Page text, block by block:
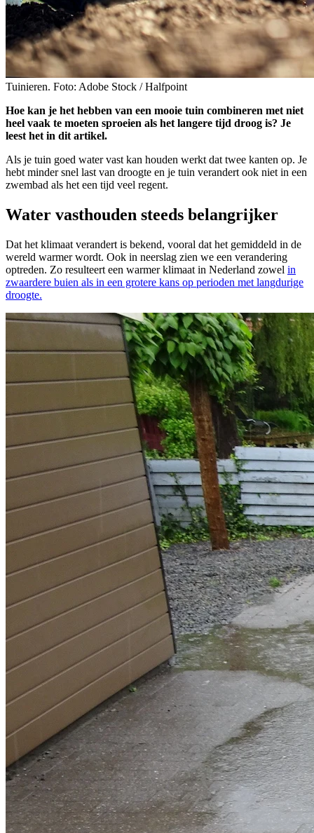
Tuinieren. Foto: Adobe Stock / Halfpoint
Hoe kan je het hebben van een mooie tuin combineren met niet
heel vaak te moeten sproeien als het langere tijd droog is? Je
leest het in dit artikel.
Als je tuin goed water vast kan houden werkt dat twee kanten op. Je
hebt minder snel last van droogte en je tuin verandert ook niet in een
zwembad als het een tijd veel regent.
Water vasthouden steeds belangrijker
Dat het klimaat verandert is bekend, vooral dat het gemiddeld in de
wereld warmer wordt. Ook in neerslag zien we een verandering
optreden. Zo resulteert een warmer klimaat in Nederland zowel in
zwaardere buien als in een grotere kans op perioden met langdurige
droogte.